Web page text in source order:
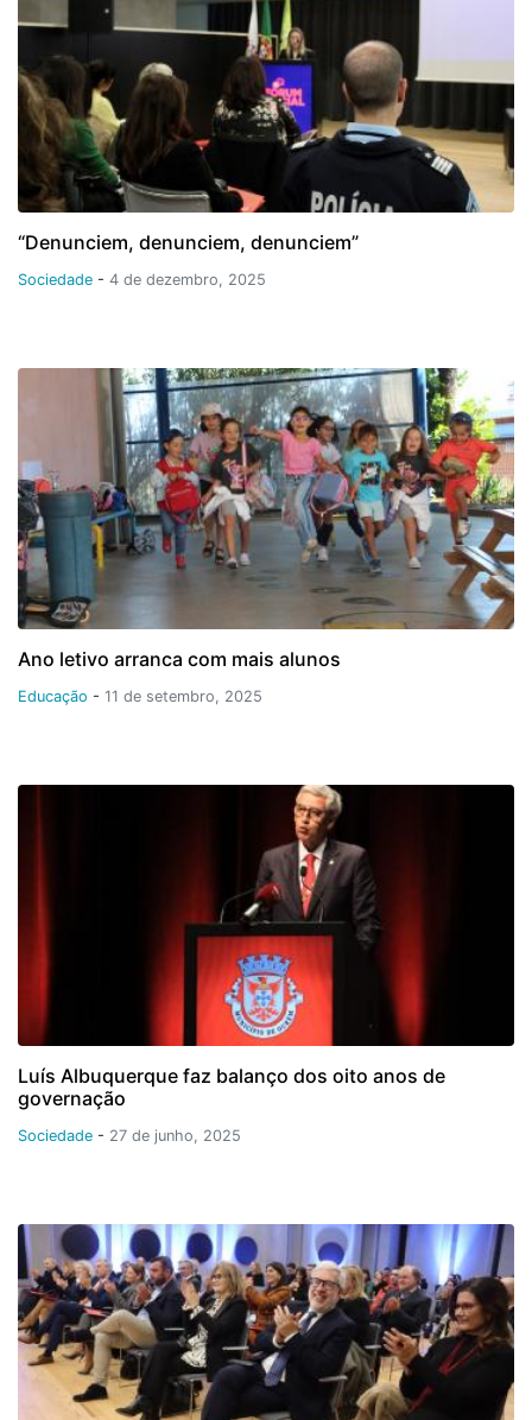
“Denunciem, denunciem, denunciem”
Sociedade - 4 de dezembro, 2025
Ano letivo arranca com mais alunos
Educação - 11 de setembro, 2025
Luís Albuquerque faz balanço dos oito anos de
governação
Sociedade - 27 de junho, 2025